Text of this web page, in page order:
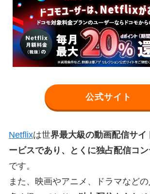
公式サイト
Netflixは世界最大級の動画配信サイ
ービスであり、とくに独占配信コ
です。
また、映画やアニメ、ドラマなど